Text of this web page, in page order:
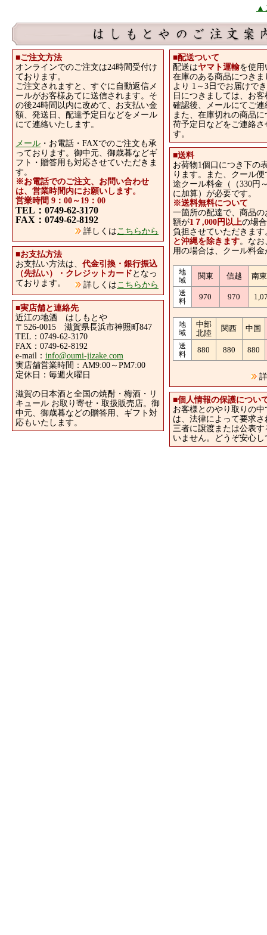
▲
■ご注文方法
オンラインでのご注文は24時間受付け
ております。
ご注文されますと、すぐに自動返信メ
ールがお客様あてに送信されます。そ
の後24時間以内に改めて、お支払い金
額、発送日、配達予定日などをメール
にて連絡いたします。
メール ・お電話・FAXでのご注文も承
っております。御中元、御歳暮などギ
フト・贈答用も対応させていただきま
す。
※お電話でのご注文、お問い合わせ
は、営業時間内にお願いします。
営業時間 9：00～19：00
TEL：0749-62-3170
FAX：0749-62-8192
詳しくはこちらから
■お支払方法
お支払い方法は、 代金引換・銀行振込
（先払い）・クレジットカード となっ
ております。
詳しくはこちらから
■実店舗と連絡先
近江の地酒 はしもとや
〒526-0015 滋賀県長浜市神照町847
TEL：0749-62-3170
FAX：0749-62-8192
e-mail： info@oumi-jizake.com
実店舗営業時間：AM9:00～PM7:00
定休日：毎週火曜日
滋賀の日本酒と全国の焼酎・梅酒・リ
キュール お取り寄せ・取扱販売店。御
中元、御歳暮などの贈答用、ギフト対
応もいたします。
■配送ついて
配送はヤマト運輸を使用
在庫のある商品につき
より 1～3日でお届けで
日につきましては、お
確認後、メールにてご
また、在庫切れの商品
荷予定日などをご連絡
す。
■送料
お荷物1個口につき下の
ります。また、クール
途クール料金（（330円
に加算）が必要です。
※送料無料について
一箇所の配達で、商品
額が1７,000円以上の場
負担させていただきま
と沖縄を除きます。なお
用の場合は、クール料
地
域
関東 信越 南
送
料
970 970
地
域
中部
北陸
関西 中国
送
料
880 880 880
■個人情報の保護につい
お客様とのやり取りの
は、法律によって要求
三者に譲渡または公表
いません。どうぞ安心